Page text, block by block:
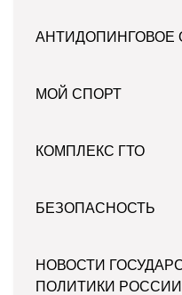
АНТИДОПИНГОВОЕ
МОЙ СПОРТ
КОМПЛЕКС ГТО
БЕЗОПАСНОСТЬ
НОВОСТИ
ПОЛИТИКИ РОССИИ